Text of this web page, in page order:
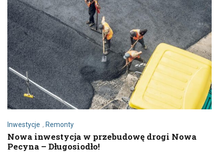
Inwestycje , Remonty
Nowa inwestycja w przebudowę drogi Nowa
Pecyna – Długosiodło!